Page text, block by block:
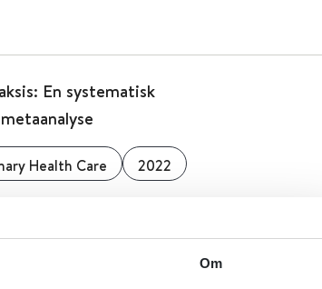
Om
En systematisk
Health Care 2022